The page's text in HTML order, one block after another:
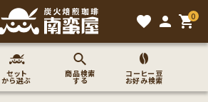
favorite person 0
shopping_cart
セット
から選ぶ
商品検索
する
コーヒー豆
お好み検索